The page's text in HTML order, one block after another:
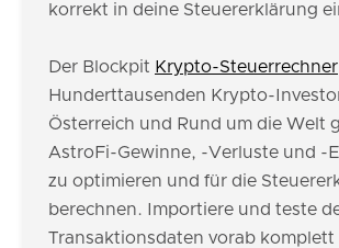
korrekt in deine Steuererklärung
Der Blockpit Krypto-Steuerrechner
Hunderttausenden Krypto-
Österreich und Rund um die Welt
AstroFi-Gewinne, -Verluste und -
zu optimieren und für die
berechnen. Importiere und teste
Transaktionsdaten vorab komplett